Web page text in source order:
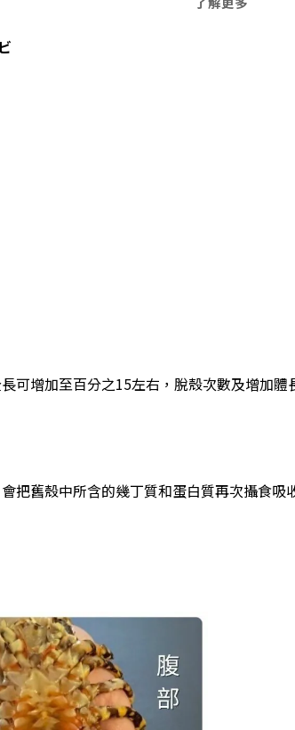
可增加至百分之15左右，脫殼次數及增加體
把舊殼中所含的幾丁質和蛋白質再次攝食吸